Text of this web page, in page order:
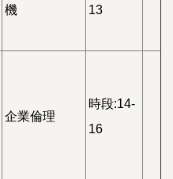
機
13
企業倫理
時段:14-
16